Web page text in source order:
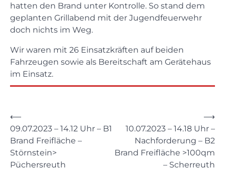
hatten den Brand unter Kontrolle. So stand dem
geplanten Grillabend mit der Jugendfeuerwehr
doch nichts im Weg.
Wir waren mit 26 Einsatzkräften auf beiden
Fahrzeugen sowie als Bereitschaft am Gerätehaus
im Einsatz.
Beitragsnavigation
⟵
09.07.2023 – 14.12 Uhr – B1
Brand Freifläche –
Störnstein>
Püchersreuth
10.07.2023 – 14.18 Uhr –
Nachforderung – B2
Brand Freifläche >100qm
– Scherreuth
⟶